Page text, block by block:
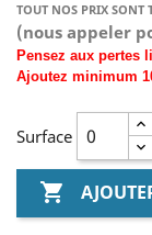
TOUT NOS PRIX SONT
(nous appeler
Pensez aux pertes
Ajoutez minimum
Surface
